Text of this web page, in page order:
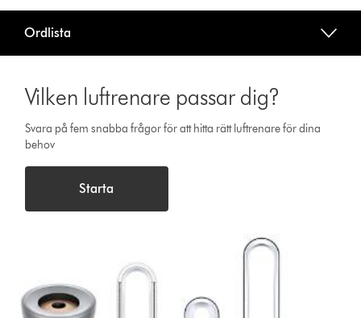
Ordlista
Vilken luftrenare passar dig?
Svara på fem snabba frågor för att hitta rätt luftrenare för dina
behov
Starta